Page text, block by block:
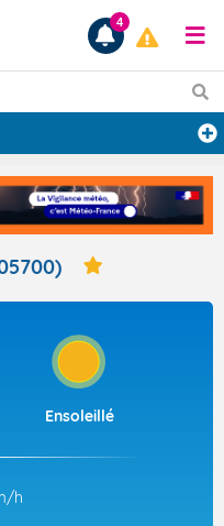
4
Ensoleillé
h